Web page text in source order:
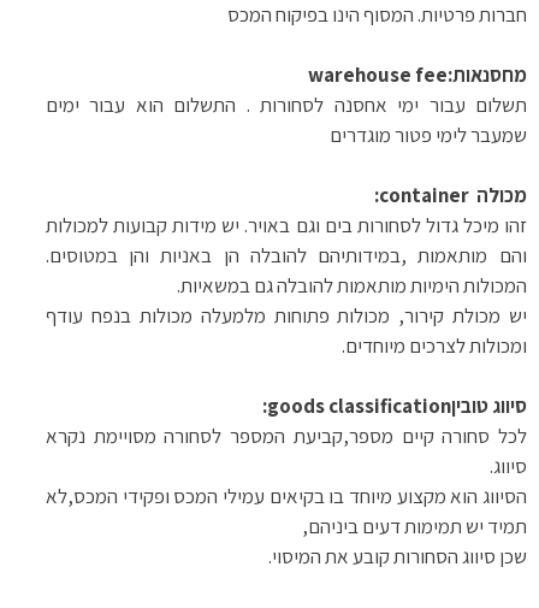
חברות פרטיות. המסוף הינו בפיקוח המכס
מחסנאותwarehouse fee:
תשלום עבור ימי אחסנה לסחורות . התשלום הוא עבור ימים
שמעבר לימי פטור מוגדרים
מכולה :container
זהו מיכל גדול לסחורות בים וגם באויר. יש מידות קבועות למכולות
והם מותאמות ,במידותיהם להובלה הן באניות והן במטוסים.
המכולות הימיות מותאמות להובלה גם במשאיות.
יש מכולת קירור, מכולות פתוחות מלמעלה מכולות בנפח עודף
ומכולות לצרכים מיוחדים.
סיווג טובין:goods classification
לכל סחורה קיים מספר,קביעת המספר לסחורה מסויימת נקרא
סיווג.
הסיווג הוא מקצוע מיוחד בו בקיאים עמילי המכס ופקידי המכס,לא
תמיד יש תמימות דעים ביניהם,
שכן סיווג הסחורות קובע את המיסוי.